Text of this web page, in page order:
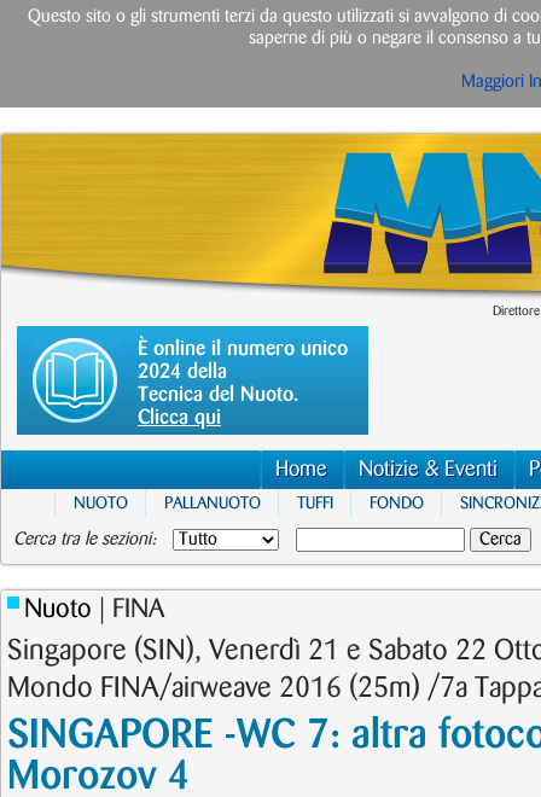
È online il numero unico
2024 della
Tecnica del Nuoto.
Clicca qui
Home Notizie & Eventi
NUOTO PALLANUOTO TUFFI FONDO
Cerca tra le sezioni:
Nuoto | FINA
Singapore (SIN), Venerdì 21 e Sabato 22
Mondo FINA/airweave 2016 (25m) /7a
SINGAPORE -WC 7: altra
Morozov 4
Questo sito o gli strumenti terzi da questo utilizzati si avvalgono di
saperne di più o negare il consenso a
Maggiori